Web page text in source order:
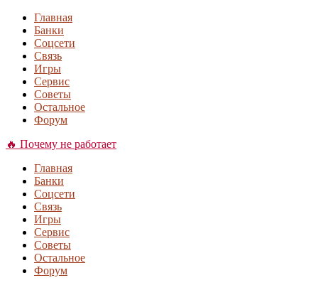
Главная
Банки
Соцсети
Связь
Игры
Сервис
Советы
Остальное
Форум
🔥 Почему не работает
Главная
Банки
Соцсети
Связь
Игры
Сервис
Советы
Остальное
Форум